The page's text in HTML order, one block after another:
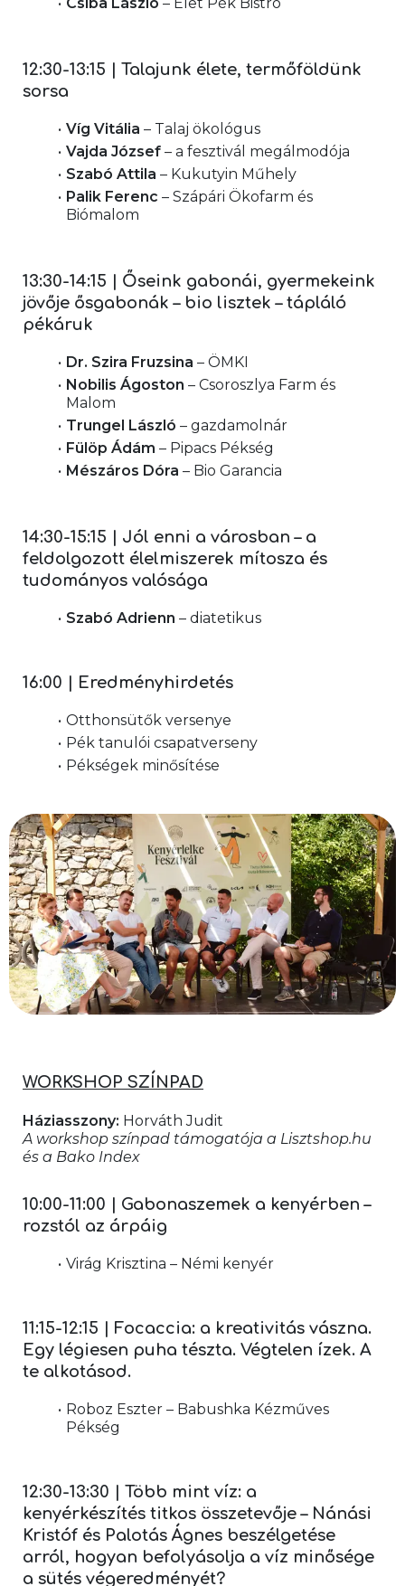
12:30-13:15 | Talajunk élete, termőföldünk
sorsa
Víg Vitália – Talaj ökológus
Vajda József – a fesztivál megálmodója
Szabó Attila – Kukutyin Műhely
Palik Ferenc – Szápári Ökofarm és
Biómalom
13:30-14:15 | Őseink gabonái, gyermekeink
jövője ősgabonák – bio lisztek – tápláló
pékáruk
Dr. Szira Fruzsina – ÖMKI
Nobilis Ágoston – Csoroszlya Farm és
Malom
Trungel László – gazdamolnár
Fülöp Ádám – Pipacs Pékség
Mészáros Dóra – Bio Garancia
14:30-15:15 | Jól enni a városban – a
feldolgozott élelmiszerek mítosza és
tudományos valósága
Szabó Adrienn – diatetikus
16:00 | Eredményhirdetés
Otthonsütők versenye
Pék tanulói csapatverseny
Pékségek minősítése
WORKSHOP SZÍNPAD
Háziasszony: Horváth Judit
A workshop színpad támogatója a Lisztshop.hu
és a Bako Index
10:00-11:00 | Gabonaszemek a kenyérben –
rozstól az árpáig
Virág Krisztina – Némi kenyér
11:15-12:15 | Focaccia: a kreativitás vászna.
Egy légiesen puha tészta. Végtelen ízek. A
te alkotásod.
Roboz Eszter – Babushka Kézműves
Pékség
12:30-13:30 | Több mint víz: a
kenyérkészítés titkos összetevője – Nánási
Kristóf és Palotás Ágnes beszélgetése
arról, hogyan befolyásolja a víz minősége
a sütés végeredményét?